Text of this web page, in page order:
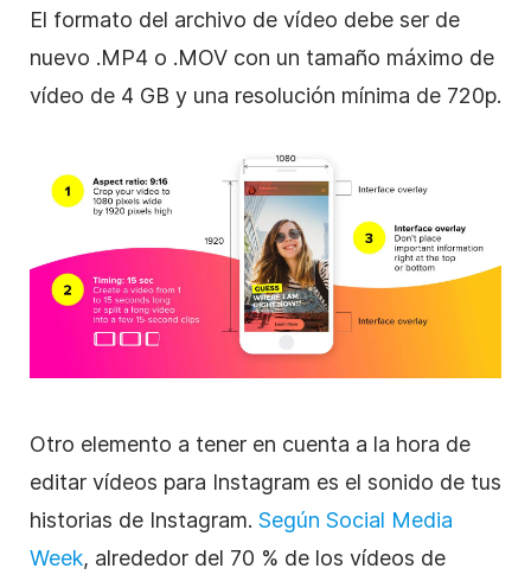
El formato del archivo de vídeo debe ser de
nuevo .MP4 o .MOV con un tamaño máximo de
vídeo de 4 GB y una resolución mínima de 720p.
Otro elemento a tener en cuenta a la hora de
editar vídeos para Instagram es el sonido de tus
historias de Instagram. Según Social Media
Week, alrededor del 70 % de los vídeos de